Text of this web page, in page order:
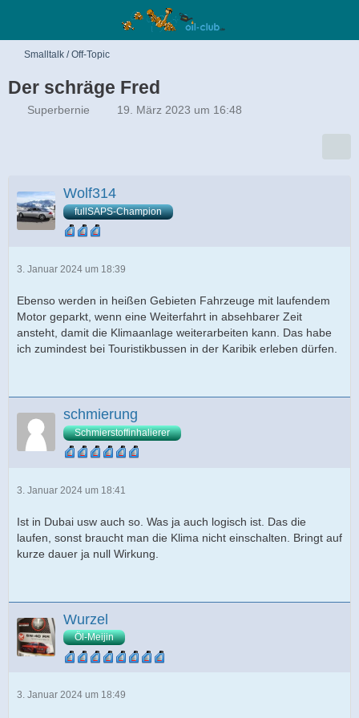
Smalltalk / Off-Topic
Der schräge Fred
Superbernie 19. März 2023 um 16:48
Wolf314
fullSAPS-Champion
3. Januar 2024 um 18:39
Ebenso werden in heißen Gebieten Fahrzeuge mit laufendem
Motor geparkt, wenn eine Weiterfahrt in absehbarer Zeit
ansteht, damit die Klimaanlage weiterarbeiten kann. Das habe
ich zumindest bei Touristikbussen in der Karibik erleben dürfen.
schmierung
Schmierstoffinhalierer
3. Januar 2024 um 18:41
Ist in Dubai usw auch so. Was ja auch logisch ist. Das die
laufen, sonst braucht man die Klima nicht einschalten. Bringt auf
kurze dauer ja null Wirkung.
Wurzel
Öl-Meijin
3. Januar 2024 um 18:49